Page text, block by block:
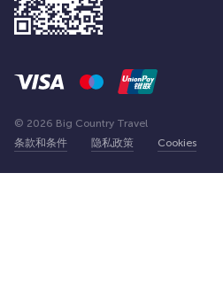
条款和条件 隐私政策 Cookies
© 2026 Big Country Travel